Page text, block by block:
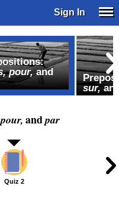
Sign In
pour,and
sur,
andpar
Quiz 2